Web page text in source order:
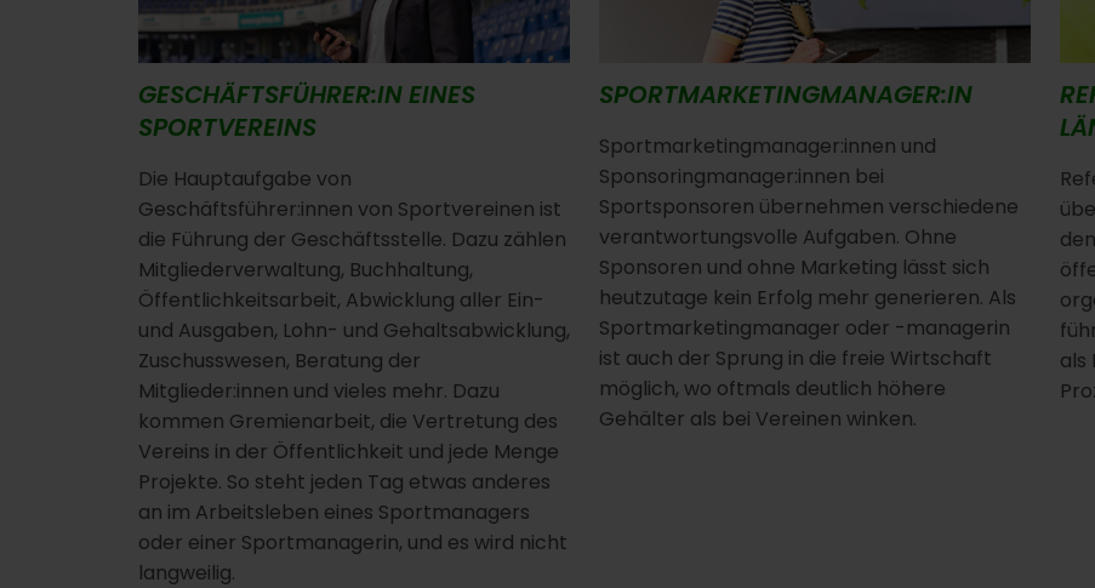
GESCHÄFTSFÜHRER:IN EINES
SPORTVEREINS
Die Hauptaufgabe von
Geschäftsführer:innen von Sportvereinen ist
die Führung der Geschäftsstelle. Dazu zählen
Mitgliederverwaltung, Buchhaltung,
Öffentlichkeitsarbeit, Abwicklung aller Ein-
und Ausgaben, Lohn- und Gehaltsabwicklung,
Zuschusswesen, Beratung der
Mitglieder:innen und vieles mehr. Dazu
kommen Gremienarbeit, die Vertretung des
Vereins in der Öffentlichkeit und jede Menge
Projekte. So steht jeden Tag etwas anderes
an im Arbeitsleben eines Sportmanagers
oder einer Sportmanagerin, und es wird nicht
langweilig.
SPORTMARKETINGMANAGER:IN
Sportmarketingmanager:innen und
Sponsoringmanager:innen bei
Sportsponsoren übernehmen verschiedene
verantwortungsvolle Aufgaben. Ohne
Sponsoren und ohne Marketing lässt sich
heutzutage kein Erfolg mehr generieren. Als
Sportmarketingmanager oder -managerin
ist auch der Sprung in die freie Wirtschaft
möglich, wo oftmals deutlich höhere
Gehälter als bei Vereinen winken.
als